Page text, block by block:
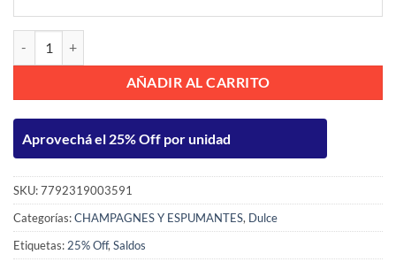
AÑADIR AL CARRITO
Aprovechá el 25% Off por unidad
SKU:7792319003591
Categorías:CHAMPAGNES Y ESPUMANTES, Dulce
Etiquetas: 25% Off, Saldos